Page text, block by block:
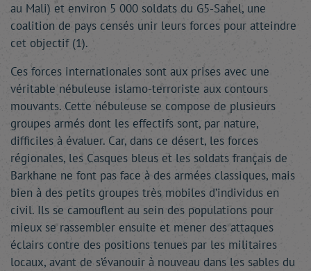
au Mali) et environ 5 000 soldats du G5-Sahel, une
coalition de pays censés unir leurs forces pour atteindre
cet objectif (1).
Ces forces internationales sont aux prises avec une
véritable nébuleuse islamo-terroriste aux contours
mouvants. Cette nébuleuse se compose de plusieurs
groupes armés dont les effectifs sont, par nature,
difficiles à évaluer. Car, dans ce désert, les forces
régionales, les Casques bleus et les soldats français de
Barkhane ne font pas face à des armées classiques, mais
bien à des petits groupes très mobiles d’individus en
civil. Ils se camouflent au sein des populations pour
mieux se rassembler ensuite et mener des attaques
éclairs contre des positions tenues par les militaires
locaux, avant de s’évanouir à nouveau dans les sables du